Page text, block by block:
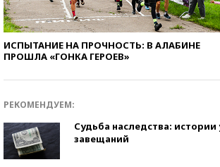
ИСПЫТАНИЕ НА ПРОЧНОСТЬ: В АЛАБИНЕ
ПРОШЛА «ГОНКА ГЕРОЕВ»
РЕКОМЕНДУЕМ:
Судьба наследства:
завещаний